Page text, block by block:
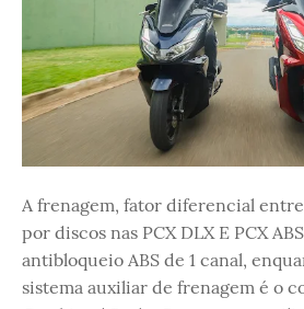
A frenagem, fator diferencial entre
por discos nas PCX DLX E PCX
antibloqueio ABS de 1 canal,
sistema auxiliar de frenagem é o